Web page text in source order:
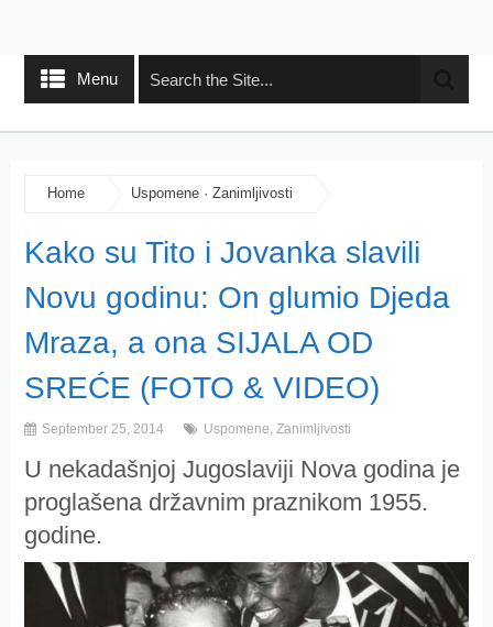
Menu
Home Uspomene· Zanimljivosti
Kako su Tito i Jovanka slavili
Novu godinu: On glumio Djeda
Mraza, a ona SIJALA OD
SREĆE (FOTO & VIDEO)
September 25, 2014 Uspomene, Zanimljivosti
U nekadašnjoj Jugoslaviji Nova godina je
proglašena državnim praznikom 1955.
godine.